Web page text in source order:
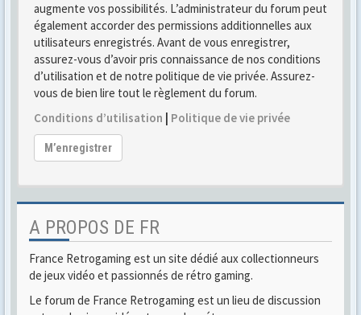
augmente vos possibilités. L’administrateur du forum peut
également accorder des permissions additionnelles aux
utilisateurs enregistrés. Avant de vous enregistrer,
assurez-vous d’avoir pris connaissance de nos conditions
d’utilisation et de notre politique de vie privée. Assurez-
vous de bien lire tout le règlement du forum.
Conditions d’utilisation | Politique de vie privée
M’enregistrer
A PROPOS DE FR
France Retrogaming est un site dédié aux collectionneurs
de jeux vidéo et passionnés de rétro gaming.
Le forum de France Retrogaming est un lieu de discussion